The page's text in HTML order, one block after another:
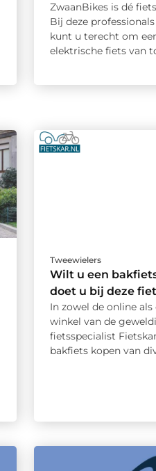
ZwaanBikes is dé
Bij deze
kunt u terecht om
elektrische fiets van
Tweewielers
Wilt u een
doet u bij deze
In zowel de online als
winkel van de
fietsspecialist
bakfiets kopen van